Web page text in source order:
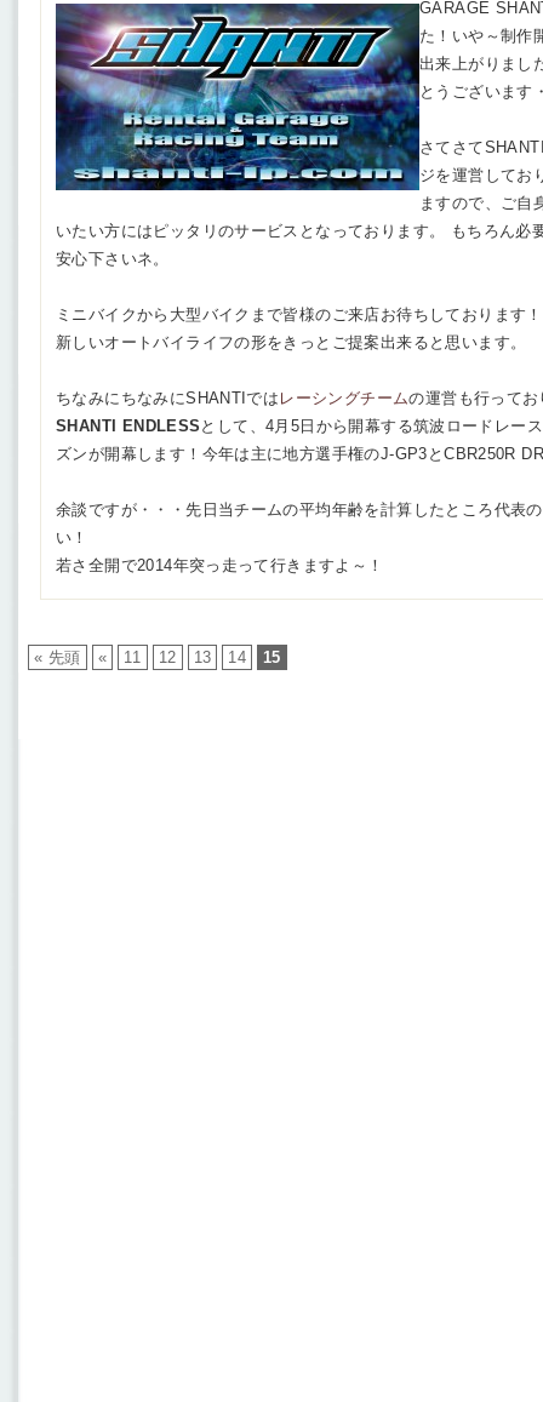
GARAGE
た！いや～制作
出来上がりまし
とうございます
さてさて
ジを運営してお
ますので、ご自
いたい方にはピッタリのサービスとなっております。 もちろん必
安心下さいネ。
ミニバイクから大型バイクまで皆様のご来店お待ちしております！
新しいオートバイライフの形をきっとご提案出来ると思います。
ちなみにちなみにSHANTIでは レーシングチームの運営も行って
SHANTI ENDLESS として、4月5日から開幕する筑波ロードレー
ズンが開幕します！今年は主に地方選手権のJ-GP3とCBR250R
余談ですが・・・先日当チームの平均年齢を計算したところ代表
い！
若さ全開で2014年突っ走って行きますよ～！
« 先頭 « 11 12 13 14 15